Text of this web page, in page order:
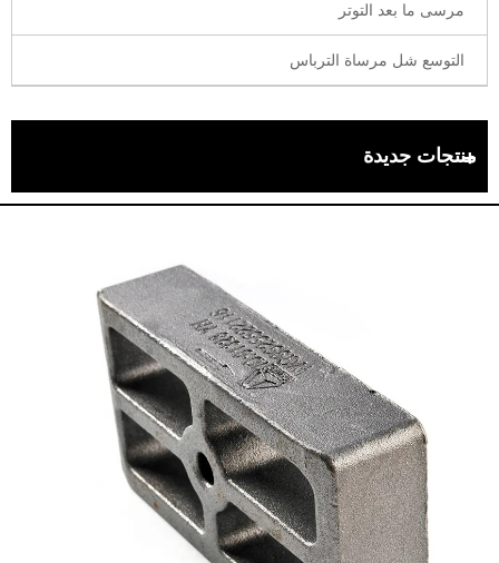
مرسى ما بعد التوتر
التوسع شل مرساة الترباس
منتجات جديدة